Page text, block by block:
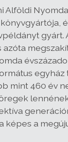
Alföldi
gyárt.
azóta
egyház
mint 460 év
képes a